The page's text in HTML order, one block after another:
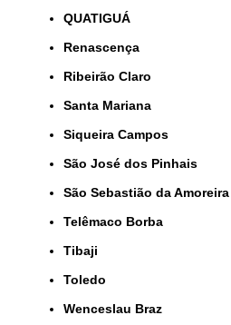
QUATIGUÁ
Renascença
Ribeirão Claro
Santa Mariana
Siqueira Campos
São José dos Pinhais
São Sebastião da Amoreira
Telêmaco Borba
Tibaji
Toledo
Wenceslau Braz